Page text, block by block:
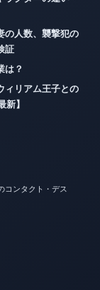
の人数、襲撃犯の
証
は？
ィリアム王子との
】
コンタクト・デス